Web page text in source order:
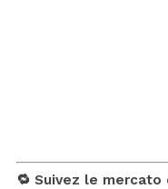
🔁 Suivez le mercato